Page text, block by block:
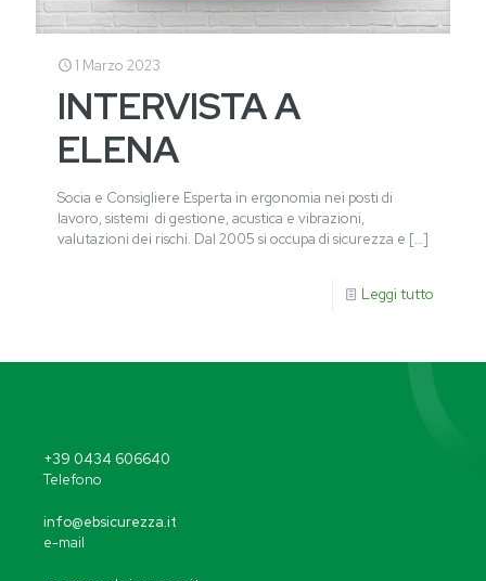
1 Marzo 2023
INTERVISTA A
ELENA
Socia e Consigliere Esperta in ergonomia nei posti di
lavoro, sistemi di gestione, acustica e vibrazioni,
valutazioni dei rischi. Dal 2005 si occupa di sicurezza e […]
Leggi tutto
+39 0434 606640
Telefono
info@ebsicurezza.it
e-mail